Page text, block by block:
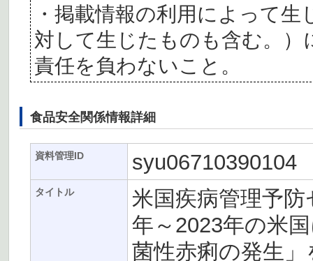
・掲載情報の利用によって
対して生じたものも含む。
責任を負わないこと。
食品安全関係情報詳細
資料管理ID syu06710390104
タイトル
米国疾病管理予
年～2023年の米
菌性赤痢の発生」